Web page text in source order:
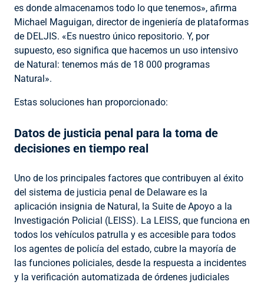
es donde almacenamos todo lo que tenemos», afirma
Michael Maguigan, director de ingeniería de plataformas
de DELJIS. «Es nuestro único repositorio. Y, por
supuesto, eso significa que hacemos un uso intensivo
de Natural: tenemos más de 18 000 programas
Natural».
Estas soluciones han proporcionado:
Datos de justicia penal para la toma de
decisiones en tiempo real
Uno de los principales factores que contribuyen al éxito
del sistema de justicia penal de Delaware es la
aplicación insignia de Natural, la Suite de Apoyo a la
Investigación Policial (LEISS). La LEISS, que funciona en
todos los vehículos patrulla y es accesible para todos
los agentes de policía del estado, cubre la mayoría de
las funciones policiales, desde la respuesta a incidentes
y la verificación automatizada de órdenes judiciales